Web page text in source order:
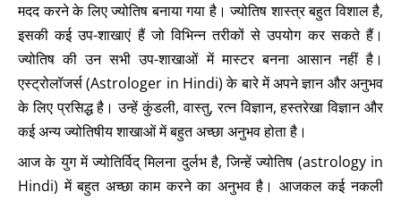
मदद करने के लिए ज्योतिष बनाया गया है। ज्योतिष शास्त्र बहुत विशाल है,
इसकी कई उप-शाखाएं हैं जो विभिन्न तरीकों से उपयोग कर सकते हैं।
ज्योतिष की उन सभी उप-शाखाओं में मास्टर बनना आसान नहीं है।
एस्ट्रोलॉजर्स (Astrologer in Hindi) के बारे में अपने ज्ञान और अनुभव
के लिए प्रसिद्ध है। उन्हें कुंडली, वास्तु, रत्न विज्ञान, हस्तरेखा विज्ञान और
कई अन्य ज्योतिषीय शाखाओं में बहुत अच्छा अनुभव होता है।
आज के युग में ज्योतिर्विद् मिलना दुर्लभ है, जिन्हें ज्योतिष (astrology in
Hindi) में बहुत अच्छा काम करने का अनुभव है। आजकल कई नकली